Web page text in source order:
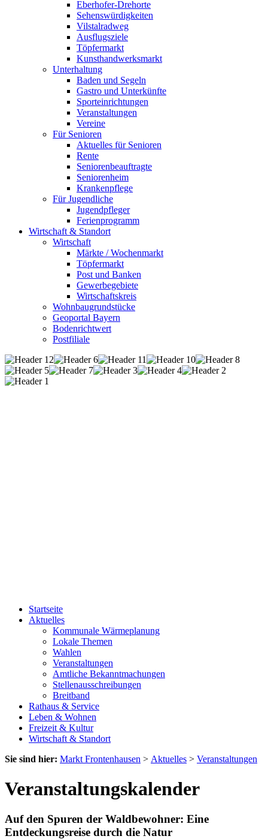
Eberhofer-Drehorte
Sehenswürdigkeiten
Vilstalradweg
Ausflugsziele
Töpfermarkt
Kunsthandwerksmarkt
Unterhaltung
Baden und Segeln
Gastro und Unterkünfte
Sporteinrichtungen
Veranstaltungen
Vereine
Für Senioren
Aktuelles für Senioren
Rente
Seniorenbeauftragte
Seniorenheim
Krankenpflege
Für Jugendliche
Jugendpfleger
Ferienprogramm
Wirtschaft & Standort
Wirtschaft
Märkte / Wochenmarkt
Töpfermarkt
Post und Banken
Gewerbegebiete
Wirtschaftskreis
Wohnbaugrundstücke
Geoportal Bayern
Bodenrichtwert
Postfiliale
Startseite
Aktuelles
Kommunale Wärmeplanung
Lokale Themen
Wahlen
Veranstaltungen
Amtliche Bekanntmachungen
Stellenausschreibungen
Breitband
Rathaus & Service
Leben & Wohnen
Freizeit & Kultur
Wirtschaft & Standort
Sie sind hier: Markt Frontenhausen > Aktuelles > Veranstaltungen
Veranstaltungskalender
Auf den Spuren der Waldbewohner: Eine
Entdeckungsreise durch die Natur